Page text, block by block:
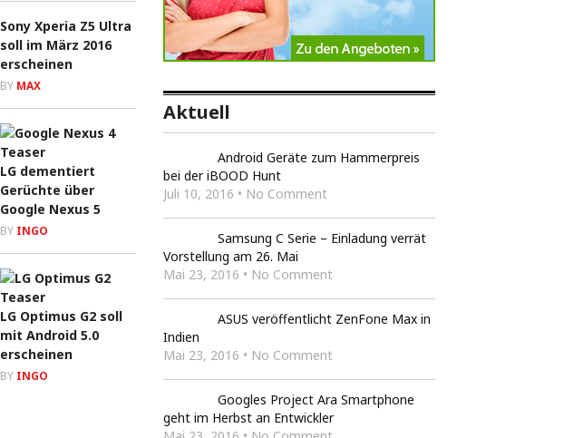
Sony Xperia Z5 Ultra
soll im März 2016
erscheinen
BY MAX
LG dementiert
Gerüchte über
Google Nexus 5
BY INGO
LG Optimus G2 soll
mit Android 5.0
erscheinen
BY INGO
Aktuell
Android Geräte zum Hammerpreis
bei der iBOOD Hunt
Juli 10, 2016 • No Comment
Samsung C Serie – Einladung verrät
Vorstellung am 26. Mai
Mai 23, 2016 • No Comment
ASUS veröffentlicht ZenFone Max in
Indien
Mai 23, 2016 • No Comment
Googles Project Ara Smartphone
geht im Herbst an Entwickler